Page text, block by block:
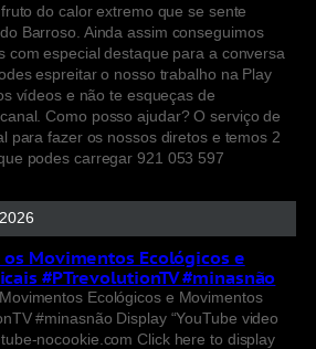
do calor extremo que se sente
Barroso. Ainda assim conseguimos
com especial destaque para a conversa
espreitar o nosso trabalho na Play
vídeos e não te esqueças de
Como posso ajudar? O serviço de
para fazer os nossos diretos e temos 2
podes carregar 921 053 597
Movimentos Ecológicos e
#PTrevolutionTV #minasnão
Ecológicos e Movimentos
#minasnão Display “YouTube video
nocookie.com Click here to display